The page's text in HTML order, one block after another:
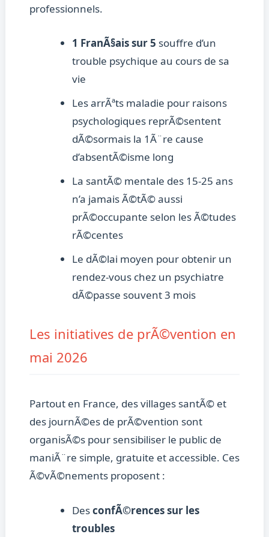
professionnels.
1 FranÃ§ais sur 5 souffre d’un
trouble psychique au cours de sa
vie
Les arrÃªts maladie pour raisons
psychologiques reprÃ©sentent
dÃ©sormais la 1Ã¨re cause
d’absentÃ©isme long
La santÃ© mentale des 15-25 ans
n’a jamais Ã©tÃ© aussi
prÃ©occupante selon les Ã©tudes
rÃ©centes
Le dÃ©lai moyen pour obtenir un
rendez-vous chez un psychiatre
dÃ©passe souvent 3 mois
Les initiatives de prÃ©vention en
mai 2026
Partout en France, des villages santÃ© et
des journÃ©es de prÃ©vention sont
organisÃ©s pour sensibiliser le public de
maniÃ¨re simple, gratuite et accessible. Ces
Ã©vÃ©nements proposent :
DesconfÃ©rences sur les
troubles